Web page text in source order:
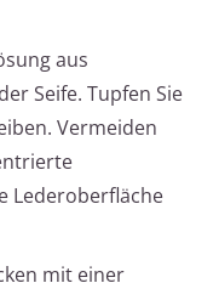
aus
Seife. Tupfen Sie
Vermeiden
Lederoberfläche
mit einer